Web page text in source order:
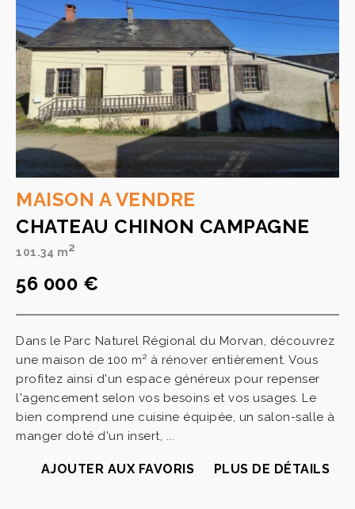
MAISON A VENDRE
CHATEAU CHINON CAMPAGNE
101.34 m2
56 000 €
Dans le Parc Naturel Régional du Morvan, découvrez
une maison de 100 m² à rénover entièrement. Vous
profitez ainsi d'un espace généreux pour repenser
l'agencement selon vos besoins et vos usages. Le
bien comprend une cuisine équipée, un salon-salle à
manger doté d'un insert, ...
AJOUTER AUX FAVORIS PLUS DE DÉTAILS